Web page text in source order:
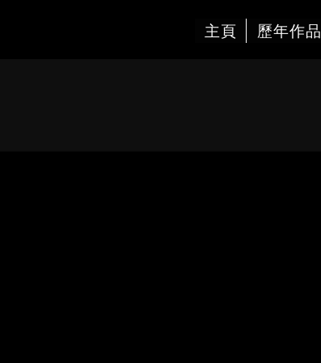
主頁 歷年作品